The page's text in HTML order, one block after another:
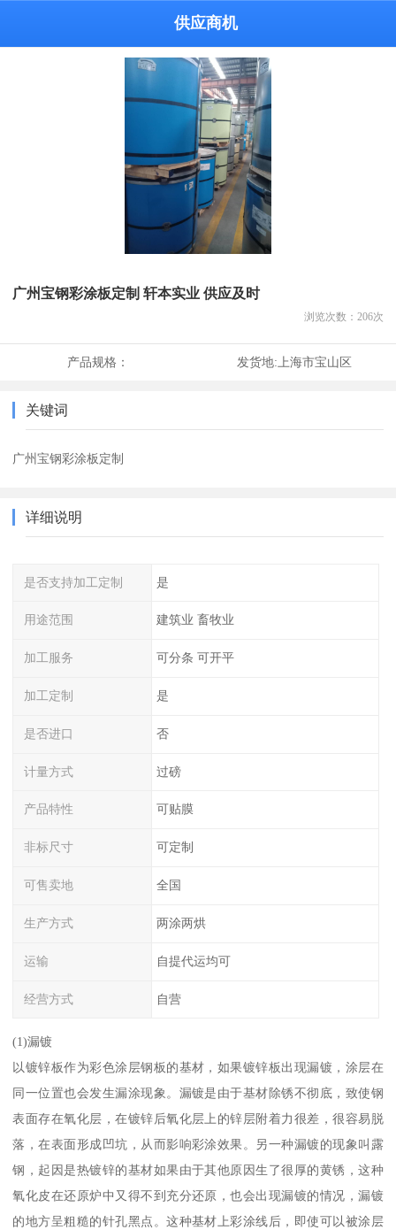
供应商机
广州宝钢彩涂板定制 轩本实业 供应及时
浏览次数： 206次
产品规格： 发货地:上海市宝山区
关键词
广州宝钢彩涂板定制
详细说明
是否支持加工定制 是
用途范围 建筑业 畜牧业
加工服务 可分条 可开平
加工定制 是
是否进口 否
计量方式 过磅
产品特性 可贴膜
非标尺寸 可定制
可售卖地 全国
生产方式 两涂两烘
运输 自提代运均可
经营方式 自营
(1)漏镀
以镀锌板作为彩色涂层钢板的基材，如果镀锌板出现漏镀，涂层在
同一位置也会发生漏涂现象。漏镀是由于基材除锈不彻底，致使钢
表面存在氧化层，在镀锌后氧化层上的锌层附着力很差，很容易脱
落，在表面形成凹坑，从而影响彩涂效果。另一种漏镀的现象叫露
钢，起因是热镀锌的基材如果由于其他原因生了很厚的黄锈，这种
氧化皮在还原炉中又得不到充分还原，也会出现漏镀的情况，漏镀
的地方呈粗糙的针孔黑点。这种基材上彩涂线后，即使可以被涂层